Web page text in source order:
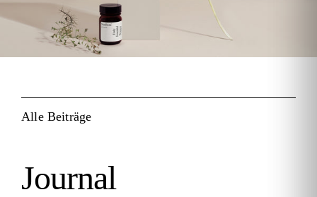
Alle Beiträge
Journal